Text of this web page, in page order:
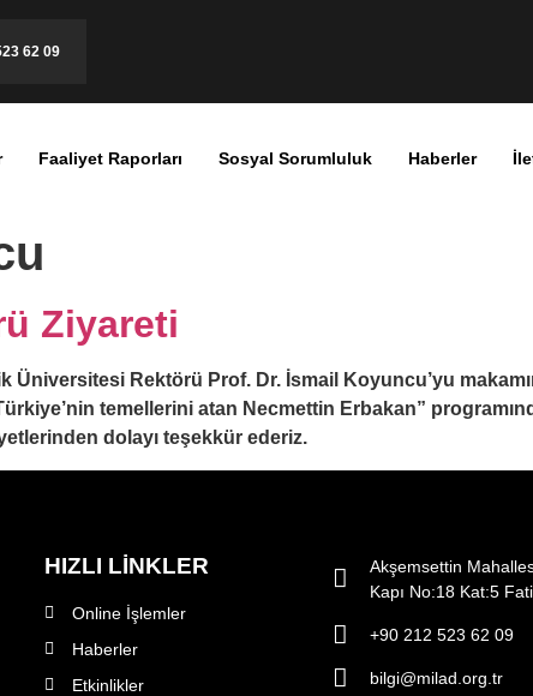
62 09
Faaliyet Raporları Sosyal Sorumluluk Haberler
Ziyareti
Rektörü Prof. Dr. İsmail Koyuncu’yu
temellerini atan Necmettin Erbakan”
dolayı teşekkür ederiz.
HIZLI LİNKLER
Online İşlemler
Haberler
Etkinlikler
Akşemsettin
Kapı No:18 Kat:5
+90 212 523 62 09
bilgi@milad.org.tr